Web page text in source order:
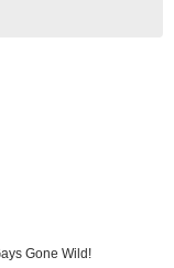
Gone Wild!